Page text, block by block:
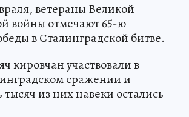
ветераны Великой
войны отмечают 65-ю
в Сталинградской битве.
кировчан участвовали в
сражении и
тысяч из них навеки остались